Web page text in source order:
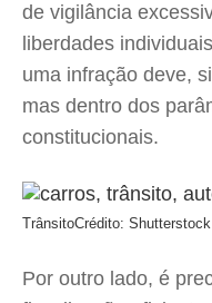
de vigilância
liberdades
uma infração deve,
mas dentro dos
constitucionais.
TrânsitoCrédito: Shutterstock
Por outro lado, é